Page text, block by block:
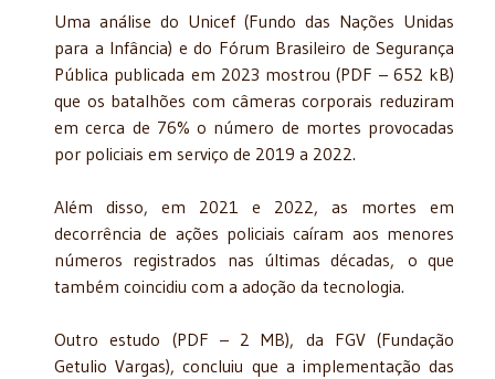
Uma análise do Unicef (Fundo das Nações Unidas
para a Infância) e do Fórum Brasileiro de Segurança
Pública publicada em 2023 mostrou (PDF – 652 kB)
que os batalhões com câmeras corporais reduziram
em cerca de 76% o número de mortes provocadas
por policiais em serviço de 2019 a 2022.
Além disso, em 2021 e 2022, as mortes em
decorrência de ações policiais caíram aos menores
números registrados nas últimas décadas, o que
também coincidiu com a adoção da tecnologia.
Outro estudo (PDF – 2 MB), da FGV (Fundação
Getulio Vargas), concluiu que a implementação das